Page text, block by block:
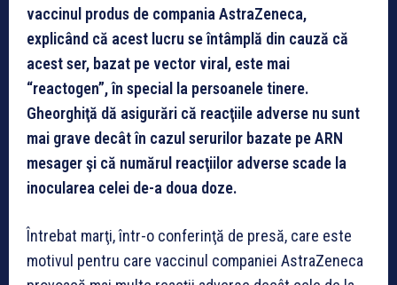
vaccinul produs de compania AstraZeneca,
explicând că acest lucru se întâmplă din cauză că
acest ser, bazat pe vector viral, este mai
“reactogen”, în special la persoanele tinere.
Gheorghiţă dă asigurări că reacţiile adverse nu sunt
mai grave decât în cazul serurilor bazate pe ARN
mesager şi că numărul reacţiilor adverse scade la
inocularea celei de-a doua doze.
Întrebat marţi, într-o conferinţă de presă, care este
motivul pentru care vaccinul companiei AstraZeneca